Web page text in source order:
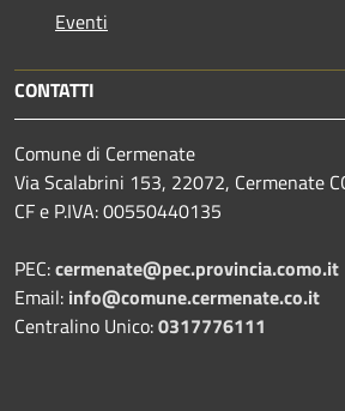
Eventi
CONTATTI
Comune di Cermenate
Via Scalabrini 153, 22072, Cermenate
CF e P.IVA: 00550440135
PEC:cermenate@pec.provincia.como.it
Email: info@comune.cermenate.co.it
Centralino Unico:0317776111